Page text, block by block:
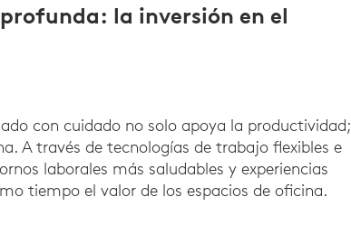
la inversión en el
con cuidado no solo apoya la productividad;
A través de tecnologías de trabajo flexibles e
laborales más saludables y experiencias
tiempo el valor de los espacios de oficina.